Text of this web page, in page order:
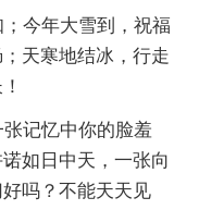
今年大雪到，祝福
天寒地结冰，行走
记忆中你的脸羞
如日中天，一张向
吗？不能天天见